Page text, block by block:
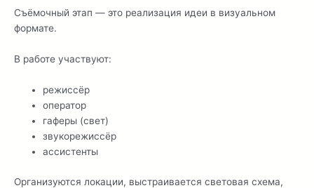
Съёмочный этап — это реализация идеи в визуальном
формате.
В работе участвуют:
режиссёр
оператор
гаферы (свет)
звукорежиссёр
ассистенты
Организуются локации, выстраивается световая схема,